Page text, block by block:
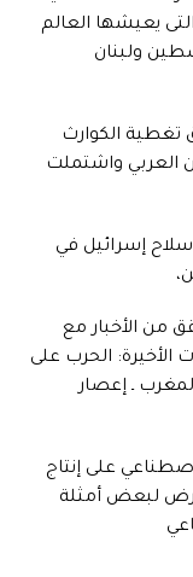
يعيشها العالم
ولبنان
تغطية الكوارث
العربي واشتملت
سلاح إسرائيل في
من الأخبار مع
الأخيرة: الحرب على
ـ إعصار
على إنتاج
لبعض أمثلة